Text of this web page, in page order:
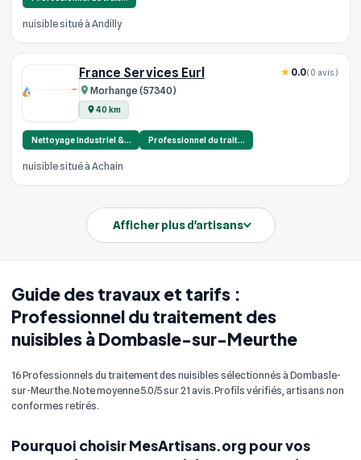
Guide des travaux et tarifs :
Professionnel du traitement des
nuisibles à Dombasle-sur-Meurthe
16 Professionnels du traitement des nuisibles sélectionnés à Dombasle-
sur-Meurthe. Note moyenne 5.0/5 sur 21 avis. Profils vérifiés, artisans non
conformes retirés.
Pourquoi choisir MesArtisans.org pour vos
nuisible situé à Andilly
France Services Eurl
Morhange (57340)
40 km
0.0(0 avis)
Nettoyage industriel &… Professionnel du trait…
nuisible situé à Achain
Afficher plus d'artisans